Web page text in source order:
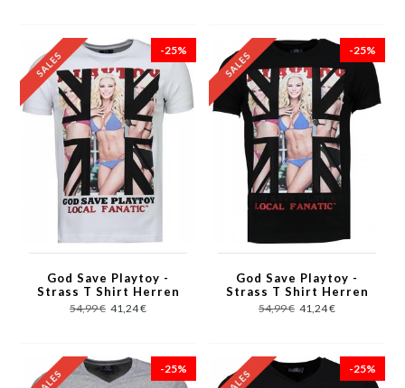
-25%
God Save Playtoy -
Strass T Shirt Herren
- Weiß
54,99 € 41,24 €
-25%
God Save Playtoy -
Strass T Shirt Herren
- Schwarz
54,99 € 41,24 €
-25% -25%